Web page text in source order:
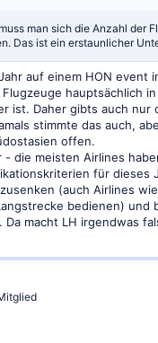
man sich die Anzahl der
Das ist ein erstaunlicher
auf einem HON event
hauptsächlich
ist. Daher gibts auch nur
stimmte das auch,
offen.
- die meisten Airlines
für dieses
(auch Airlines wie
bedienen) und
macht LH irgendwas